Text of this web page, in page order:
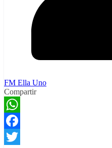
FM Ella Uno
Compartir
WhatsApp
Facebook